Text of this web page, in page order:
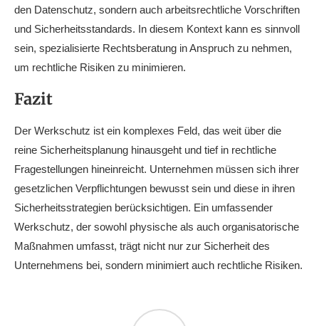
den Datenschutz, sondern auch arbeitsrechtliche Vorschriften
und Sicherheitsstandards. In diesem Kontext kann es sinnvoll
sein, spezialisierte Rechtsberatung in Anspruch zu nehmen,
um rechtliche Risiken zu minimieren.
Fazit
Der Werkschutz ist ein komplexes Feld, das weit über die
reine Sicherheitsplanung hinausgeht und tief in rechtliche
Fragestellungen hineinreicht. Unternehmen müssen sich ihrer
gesetzlichen Verpflichtungen bewusst sein und diese in ihren
Sicherheitsstrategien berücksichtigen. Ein umfassender
Werkschutz, der sowohl physische als auch organisatorische
Maßnahmen umfasst, trägt nicht nur zur Sicherheit des
Unternehmens bei, sondern minimiert auch rechtliche Risiken.